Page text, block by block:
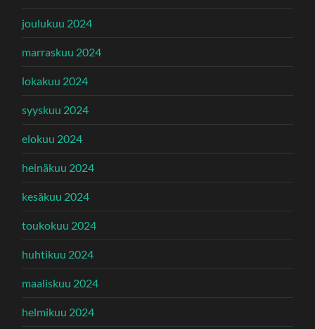
joulukuu 2024
marraskuu 2024
lokakuu 2024
syyskuu 2024
elokuu 2024
heinäkuu 2024
kesäkuu 2024
toukokuu 2024
huhtikuu 2024
maaliskuu 2024
helmikuu 2024